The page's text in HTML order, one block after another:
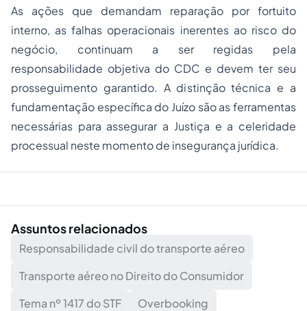
As ações que demandam reparação por fortuito
interno, as falhas operacionais inerentes ao risco do
negócio, continuam a ser regidas pela
responsabilidade objetiva do CDC e devem ter seu
prosseguimento garantido. A distinção técnica e a
fundamentação específica do Juízo são as ferramentas
necessárias para assegurar a Justiça e a celeridade
processual neste momento de insegurança jurídica.
Assuntos relacionados
Responsabilidade civil do transporte aéreo
Transporte aéreo no Direito do Consumidor
Tema nº 1417 do STF
Overbooking